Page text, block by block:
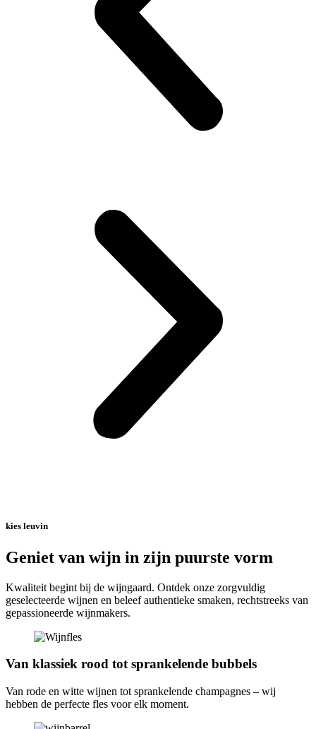
kies leuvin
Geniet van wijn in zijn puurste vorm
Kwaliteit begint bij de wijngaard. Ontdek onze zorgvuldig
geselecteerde wijnen en beleef authentieke smaken, rechtstreeks van
gepassioneerde wijnmakers.
Van klassiek rood tot sprankelende bubbels
Van rode en witte wijnen tot sprankelende champagnes – wij
hebben de perfecte fles voor elk moment.